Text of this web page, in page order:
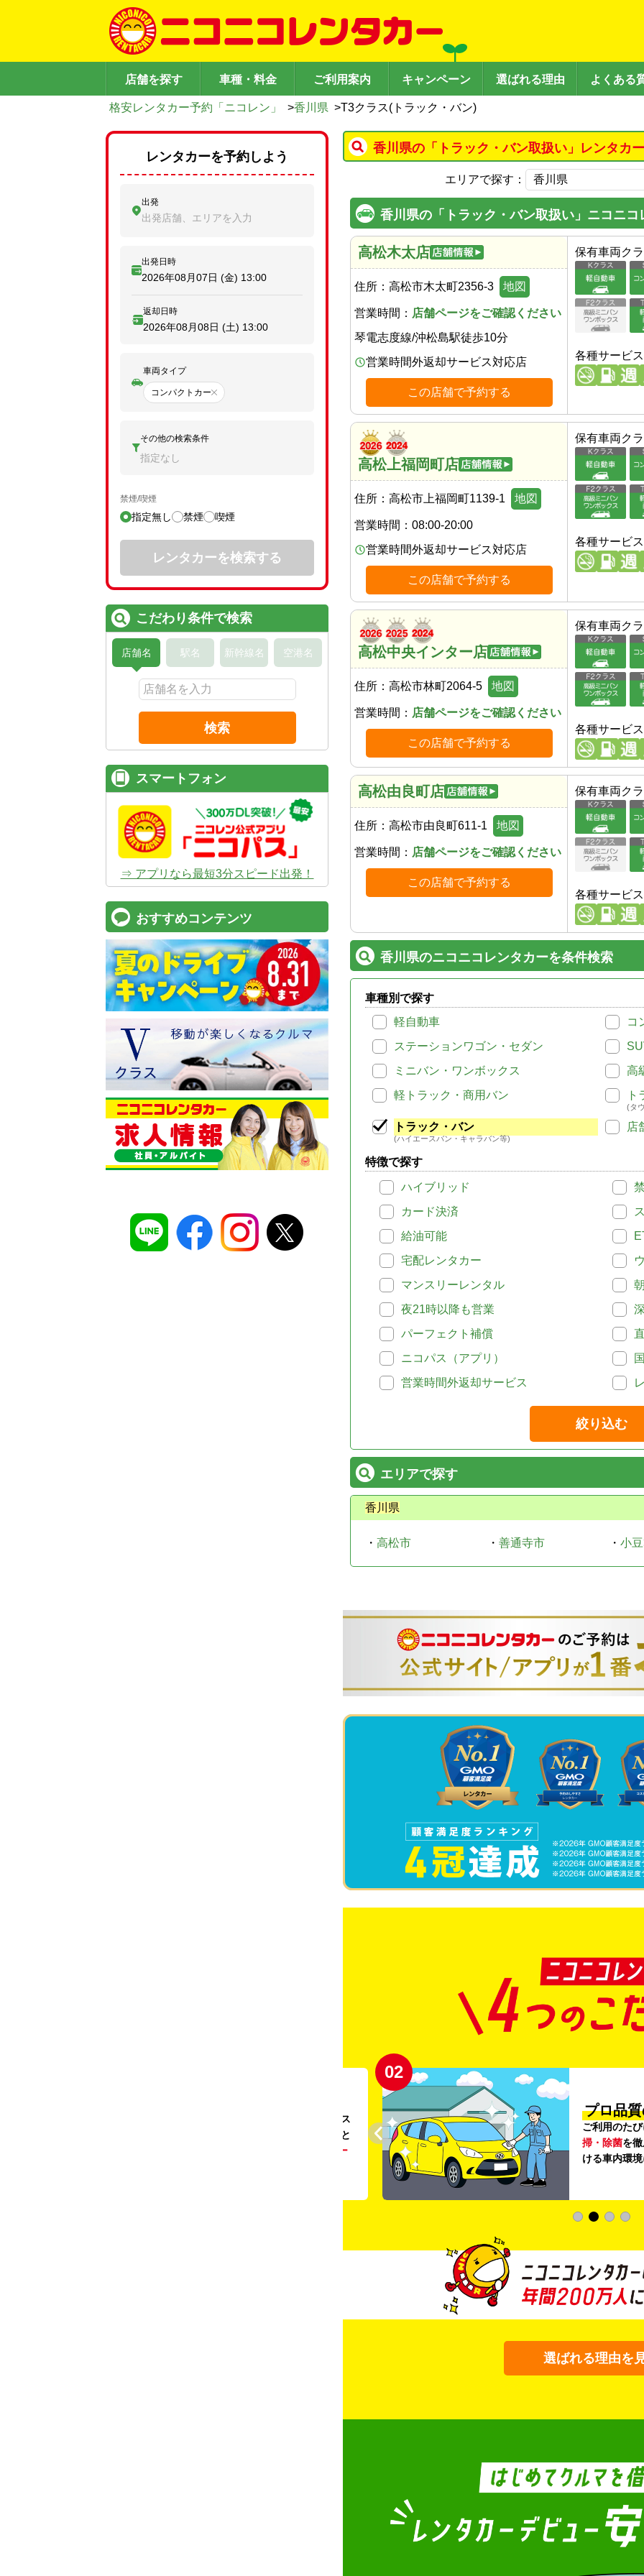
店舗を探す 車種・料金 ご利用案内 キャンペーン 選ばれる理由 よくある
格安レンタカー予約「ニコレン」 >香川県 >T3クラス(トラック・バン)
香川県の「トラック・バン取扱い」レンタカ
エリアで探す：
香川県の「トラック・バン取扱い」ニコニ
高松木太店
住所： 高松市木太町2356-3 地図
営業時間： 店舗ページをご確認ください
琴電志度線/沖松島駅徒歩10分
営業時間外返却サービス対応店
この店舗で予約する
保有車両ク
各種サービス
高松上福岡町店
住所： 高松市上福岡町1139-1 地図
営業時間： 08:00-20:00
営業時間外返却サービス対応店
この店舗で予約する
保有車両ク
各種サービス
高松中央インター店
住所： 高松市林町2064-5 地図
営業時間： 店舗ページをご確認ください
この店舗で予約する
保有車両ク
各種サービス
高松由良町店
住所： 高松市由良町611-1 地図
営業時間： 店舗ページをご確認ください
この店舗で予約する
保有車両ク
各種サービス
香川県のニコニコレンタカーを条件検索
車種別で探す
軽自動車
コ
ステーションワゴン・セダン
ミニバン・ワンボックス
高
軽トラック・商用バン
ト
(タ
トラック・バン
(ハイエースバン・キャラバン等)
店
特徴で探す
ハイブリッド
カード決済
給油可能
宅配レンタカー
マンスリーレンタル
夜21時以降も営業
パーフェクト補償
ニコパス（アプリ）
営業時間外返却サービス
絞り込む
エリアで探す
香川県
・ 高松市 ・ 善通寺市 ・ 小
。ガソリンス
タンドや整備工場の既存インフラを活用すること
リー
02
プロ品
ご利用のた
掃・除菌を
ける車内環
選ばれる理由を
レンタカーを予約しよう
出発
出発店舗、エリアを入力
出発日時
2026年08月07日 (金) 13:00
返却日時
2026年08月08日 (土) 13:00
車両タイプ
コンパクトカー
その他の検索条件
指定なし
禁煙/喫煙
指定無し 禁煙 喫煙
レンタカーを検索する
こだわり条件で検索
店舗名 駅名 新幹線名 空港名
検索
スマートフォン
⇒ アプリなら最短3分スピード出発！
おすすめコンテンツ